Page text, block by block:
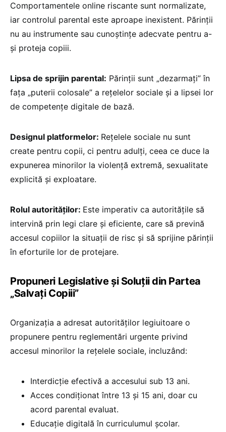
Comportamentele online riscante sunt normalizate,
iar controlul parental este aproape inexistent. Părinții
nu au instrumente sau cunoștințe adecvate pentru a-
și proteja copiii.
Lipsa de sprijin parental: Părinții sunt „dezarmați” în
fața „puterii colosale” a rețelelor sociale și a lipsei lor
de competențe digitale de bază.
Designul platformelor: Rețelele sociale nu sunt
create pentru copii, ci pentru adulți, ceea ce duce la
expunerea minorilor la violență extremă, sexualitate
explicită și exploatare.
Rolul autorităților: Este imperativ ca autoritățile să
intervină prin legi clare și eficiente, care să prevină
accesul copiilor la situații de risc și să sprijine părinții
în eforturile lor de protejare.
Propuneri Legislative și Soluții din Partea
„Salvați Copiii”
Organizația a adresat autorităților legiuitoare o
propunere pentru reglementări urgente privind
accesul minorilor la rețelele sociale, incluzând:
Interdicție efectivă a accesului sub 13 ani.
Acces condiționat între 13 și 15 ani, doar cu
acord parental evaluat.
Educație digitală în curriculumul școlar.